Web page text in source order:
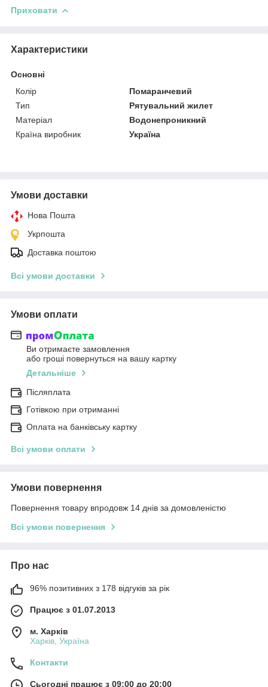
Приховати
Характеристики
Основні
Колір
Помаранчевий
Тип
Рятувальний жилет
Матеріал
Водонепроникний
Країна виробник
Україна
Умови доставки
Нова Пошта
Укрпошта
Доставка поштою
Всі умови доставки
Умови оплати
Ви отримаєте замовлення
або гроші повернуться на вашу картку
Детальніше
Післяплата
Готівкою при отриманні
Оплата на банківську картку
Всі умови оплати
Умови повернення
Повернення товару впродовж 14 днів за домовленістю
Всі умови повернення
Про нас
96% позитивних з 178 відгуків за рік
Працює з 01.07.2013
м. Харків
Харків, Україна
Контакти
Сьогодні працює з 09:00 до 20:00